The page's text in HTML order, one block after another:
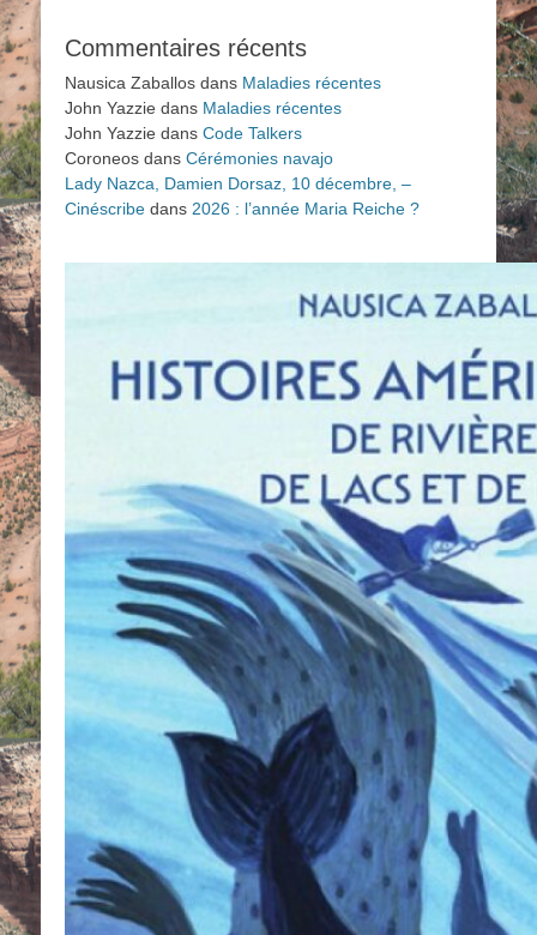
Commentaires récents
Nausica Zaballos dans Maladies récentes
John Yazzie dans Maladies récentes
John Yazzie dans Code Talkers
Coroneos dans Cérémonies navajo
Lady Nazca, Damien Dorsaz, 10 décembre, –
Cinéscribe dans 2026 : l’année Maria Reiche ?